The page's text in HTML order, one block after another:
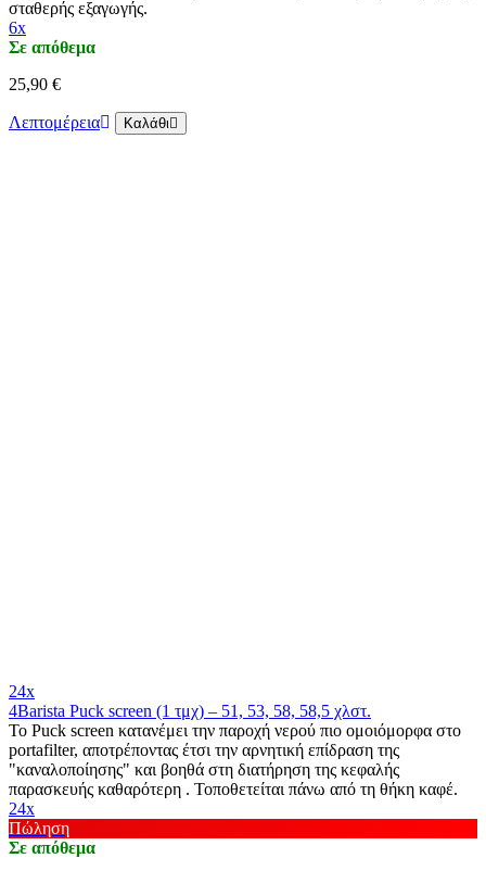
σταθερής εξαγωγής.
6x
Σε απόθεμα
25,90 €
Λεπτομέρεια Καλάθι
24x
4Barista Puck screen (1 τμχ) – 51, 53, 58, 58,5 χλστ.
Το Puck screen κατανέμει την παροχή νερού πιο ομοιόμορφα στο
portafilter, αποτρέποντας έτσι την αρνητική επίδραση της
"καναλοποίησης" και βοηθά στη διατήρηση της κεφαλής
παρασκευής καθαρότερη . Τοποθετείται πάνω από τη θήκη καφέ.
24x
Πώληση
Σε απόθεμα